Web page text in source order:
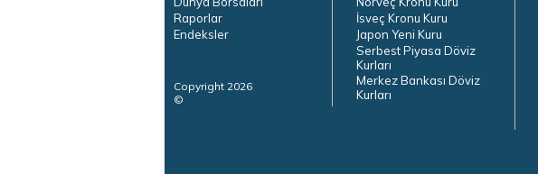
Raporlar
Endeksler
Copyright 2026
©
İsveç Kronu Kuru
Japon Yeni Kuru
Serbest Piyasa Döviz
Kurları
Merkez Bankası Döviz
Kurları